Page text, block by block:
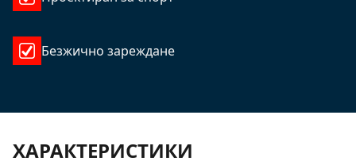
Безжично зареждане
ХАРАКТЕРИСТИКИ